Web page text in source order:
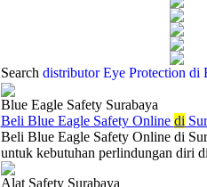
Search distributor Eye Protection di
Blue Eagle Safety Surabaya
Beli Blue Eagle Safety Online di
Beli Blue Eagle Safety Online di
untuk kebutuhan perlindungan diri
Alat Safety Surabaya